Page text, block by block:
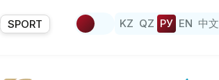
SPORT KZ QZ РУ EN 中文